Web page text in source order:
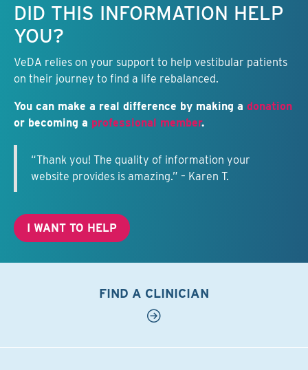
DID THIS INFORMATION HELP
YOU?
VeDA relies on your support to help vestibular patients
on their journey to find a life rebalanced.
You can make a real difference by making a donation
or becoming a professional member.
“Thank you! The quality of information your
website provides is amazing.” – Karen T.
I WANT TO HELP
FIND A CLINICIAN